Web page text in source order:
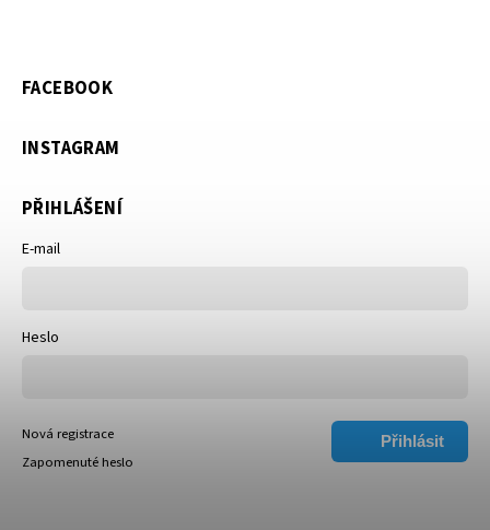
FACEBOOK
INSTAGRAM
PŘIHLÁŠENÍ
E-mail
Heslo
Přihlásit
Nová registrace
Zapomenuté heslo